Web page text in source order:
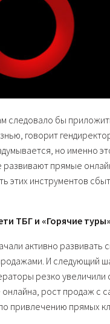
следовало бы
говорит
но именно
прямые
этих инструментов
ТБГ и «Горячие туры»
активно развивать
И следующий
резко
рост продаж с
привлечению прямых